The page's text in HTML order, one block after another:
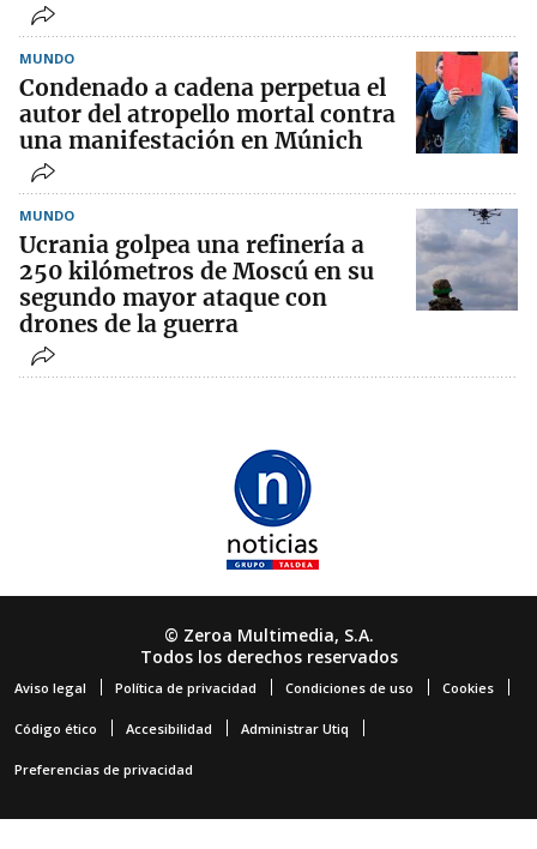
MUNDO
Condenado a cadena perpetua el
autor del atropello mortal contra
una manifestación en Múnich
MUNDO
Ucrania golpea una refinería a
250 kilómetros de Moscú en su
segundo mayor ataque con
drones de la guerra
© Zeroa Multimedia, S.A.
Todos los derechos reservados
Aviso legal Política de privacidad Condiciones de uso Cookies
Código ético Accesibilidad Administrar Utiq
Preferencias de privacidad